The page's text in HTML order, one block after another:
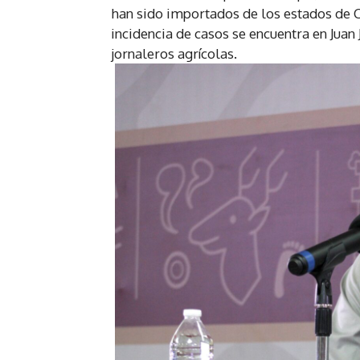
han sido importados de los estados de
incidencia de casos se encuentra en
jornaleros agrícolas.